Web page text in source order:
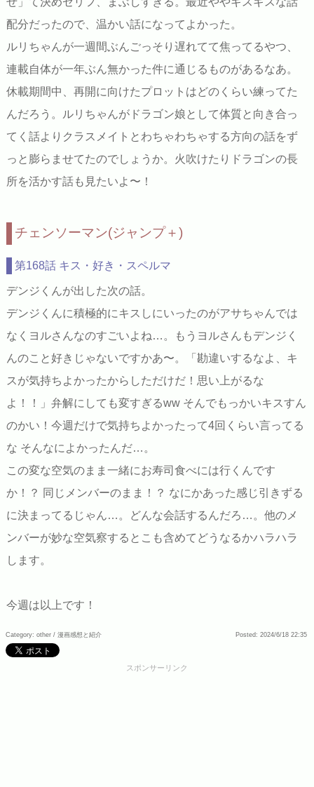
配分だったので、温かい話になってよかった。
ルリちゃんが一週間ぶんごっそり遅れてて焦ってるやつ、
連載自体が一年ぶん無かった件に通じるものがあるなあ。
休載期間中、再開に向けたプロットはどのくらい練ってた
んだろう。ルリちゃんがドラゴン娘として体質と向き合っ
てく話よりクラスメイトとわちゃわちゃする方向の話をず
っと膨らませてたのでしょうか。火吹けたりドラゴンの長
所を活かす話も見たいよ〜！
チェンソーマン(ジャンプ＋)
第168話 キス・好き・スペルマ
デンジくんが出した次の話。
デンジくんに積極的にキスしにいったのがアサちゃんでは
なくヨルさんなのすごいよね…。もうヨルさんもデンジく
んのこと好きじゃないですかあ〜。「勘違いするなよ、キ
スが気持ちよかったからしただけだ！思い上がるな
よ！！」弁解にしても変すぎるww そんでもっかいキスすん
のかい！今週だけで気持ちよかったって4回くらい言ってる
な そんなによかったんだ…。
この変な空気のまま一緒にお寿司食べには行くんです
か！？ 同じメンバーのまま！？ なにかあった感じ引きずる
に決まってるじゃん…。どんな会話するんだろ…。他のメ
ンバーが妙な空気察するとこも含めてどうなるかハラハラ
します。
今週は以上です！
Category: other / 漫画感想と紹介 Posted: 2024/6/18 22:35
スポンサーリンク